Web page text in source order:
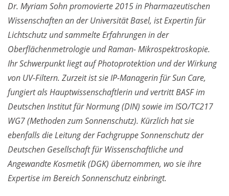
Dr. Myriam Sohn promovierte 2015 in Pharmazeutischen
Wissenschaften an der Universität Basel, ist Expertin für
Lichtschutz und sammelte Erfahrungen in der
Oberflächenmetrologie und Raman- Mikrospektroskopie.
Ihr Schwerpunkt liegt auf Photoprotektion und der Wirkung
von UV-Filtern. Zurzeit ist sie IP-Managerin für Sun Care,
fungiert als Hauptwissenschaftlerin und vertritt BASF im
Deutschen Institut für Normung (DIN) sowie im ISO/TC217
WG7 (Methoden zum Sonnenschutz). Kürzlich hat sie
ebenfalls die Leitung der Fachgruppe Sonnenschutz der
Deutschen Gesellschaft für Wissenschaftliche und
Angewandte Kosmetik (DGK) übernommen, wo sie ihre
Expertise im Bereich Sonnenschutz einbringt.